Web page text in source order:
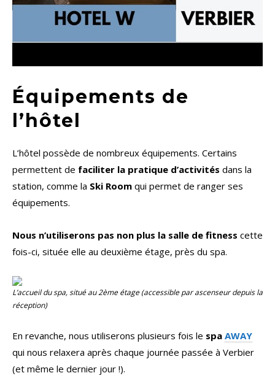
Équipements de
l’hôtel
L’hôtel possède de nombreux équipements. Certains
permettent de faciliter la pratique d’activités dans la
station, comme la Ski Room qui permet de ranger ses
équipements.
Nous n’utiliserons pas non plus la salle de fitness cette
fois-ci, située elle au deuxième étage, près du spa.
L’accueil du spa, situé au 2ème étage (accessible par ascenseur depuis la
réception)
En revanche, nous utiliserons plusieurs fois le spa AWAY
qui nous relaxera après chaque journée passée à Verbier
(et même le dernier jour !).